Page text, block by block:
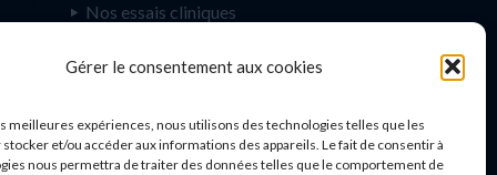
Gérer le consentement aux cookies
meilleures expériences, nous utilisons des technologies telles que les
et/ou accéder aux informations des appareils. Le fait de consentir à
nous permettra de traiter des données telles que le comportement de
Nos essais cliniques
Ecoles paramédicales